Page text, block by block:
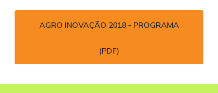
AGRO INOVAÇÃO 2018 - PROGRAMA
(PDF)